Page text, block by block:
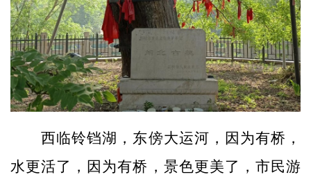
西临铃铛湖，东傍大运河，因为有桥，
水更活了，因为有桥，景色更美了，市民游